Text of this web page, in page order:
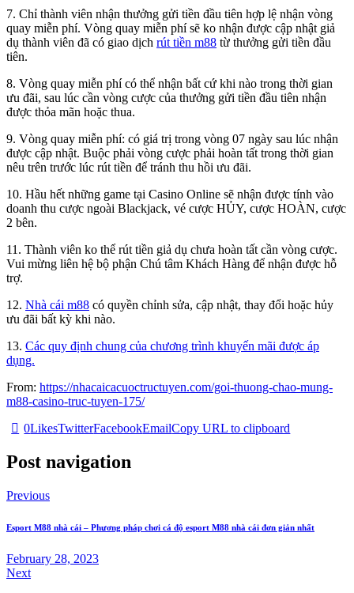
7. Chỉ thành viên nhận thưởng gửi tiền đầu tiên hợp lệ nhận vòng
quay miễn phí. Vòng quay miễn phí sẽ ko nhận được cập nhật giả
dụ thành viên đã có giao dịch rút tiền m88 từ thưởng gửi tiền đầu
tiên.
8. Vòng quay miễn phí có thể nhận bất cứ khi nào trong thời gian
ưu đãi, sau lúc cần vòng cược của thưởng gửi tiền đầu tiên nhận
được thỏa mãn hoặc thua.
9. Vòng quay miễn phí: có giá trị trong vòng 07 ngày sau lúc nhận
được cập nhật. Buộc phải vòng cược phải hoàn tất trong thời gian
nêu trên trước lúc rút tiền để tránh thu hồi ưu đãi.
10. Hầu hết những game tại Casino Online sẽ nhận được tính vào
doanh thu cược ngoài Blackjack, vé cược HỦY, cược HOÀN, cược
2 bên.
11. Thành viên ko thể rút tiền giả dụ chưa hoàn tất cần vòng cược.
Vui mừng liên hệ bộ phận Chú tâm Khách Hàng để nhận được hỗ
trợ.
12. Nhà cái m88 có quyền chỉnh sửa, cập nhật, thay đổi hoặc hủy
ưu đãi bất kỳ khi nào.
13. Các quy định chung của chương trình khuyến mãi được áp
dụng.
From: https://nhacaicacuoctructuyen.com/goi-thuong-chao-mung-
m88-casino-truc-tuyen-175/
0LikesTwitterFacebookEmailCopy URL to clipboard
Post navigation
Previous
Esport M88 nhà cái – Phương pháp chơi cá độ esport M88 nhà cái đơn giản nhất
February 28, 2023
Next